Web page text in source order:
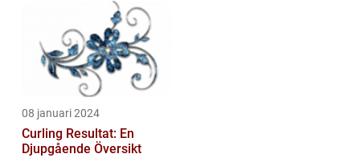
08 januari 2024
Curling Resultat: En
Djupgående Översikt